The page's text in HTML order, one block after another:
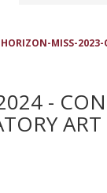
MISS-
-